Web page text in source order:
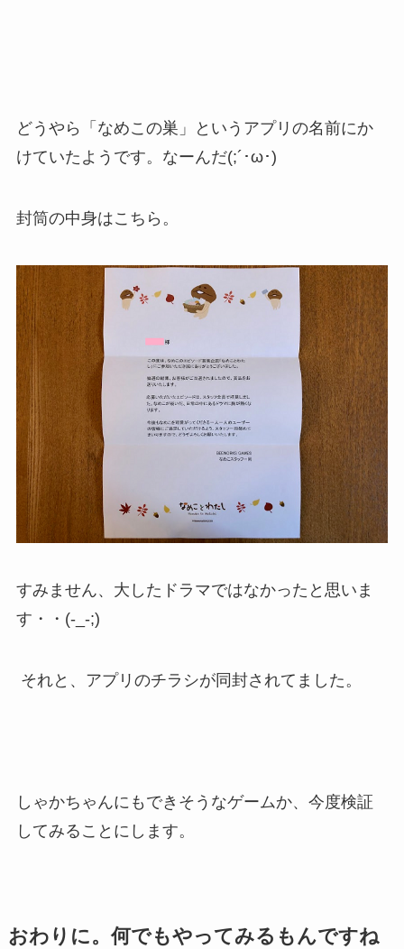
どうやら「なめこの巣」というアプリの名前にか
けていたようです。なーんだ(;´･ω･)
封筒の中身はこちら。
すみません、大したドラマではなかったと思いま
す・・(-_-;)
それと、アプリのチラシが同封されてました。
しゃかちゃんにもできそうなゲームか、今度検証
してみることにします。
おわりに。何でもやってみるもんですね